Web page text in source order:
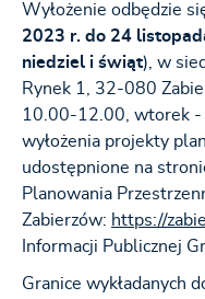
Wyłożenie odbędzie
2023 r. do 24
niedziel i świąt), w
Rynek 1, 32-080
10.00-12.00, wtorek
wyłożenia projekty
udostępnione na
Planowania
Zabierzów: https://
Informacji Publicznej
Granice wykładanych